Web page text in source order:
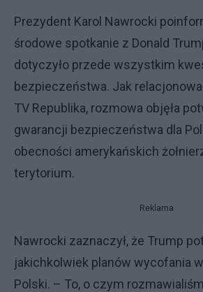
Prezydent Karol Nawrocki
środowe spotkanie z Donald
dotyczyło przede wszystkim
bezpieczeństwa. Jak
TV Republika, rozmowa objęła
gwarancji bezpieczeństwa dla
obecności amerykańskich
terytorium.
Reklama
Nawrocki zaznaczył, że Trump
jakichkolwiek planów wycofania
Polski. – To, o czym